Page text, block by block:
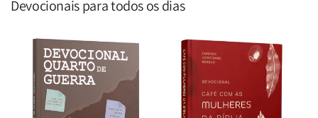
Devocionais para todos os dias